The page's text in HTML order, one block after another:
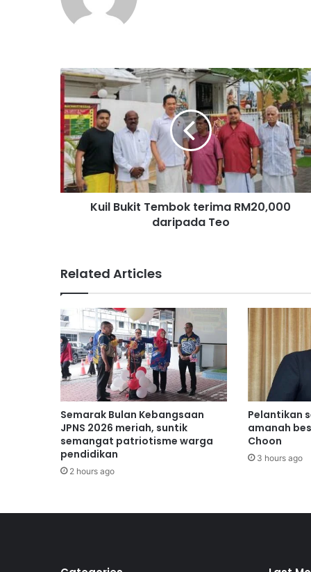
K
u
i
B
u
k
i
t
k
t
e
r
i
m
a
R
M
2
0
,
0
0
a
Kuil Bukit Tembok terima RM20,000
daripada Teo
Related Articles
Semarak Bulan Kebangsaan
JPNS 2026 meriah, suntik
semangat patriotisme warga
pendidikan
2 hours ago
Pelantikan
amanah
Choon
3 hours ago